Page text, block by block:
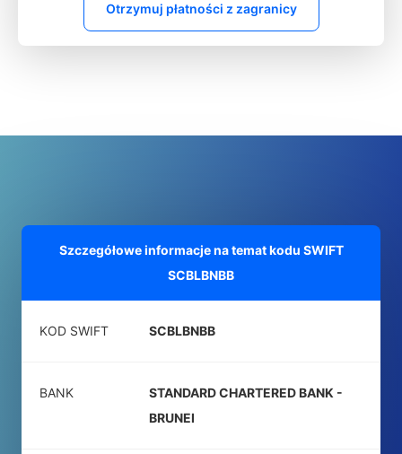
Otrzymuj płatności z zagranicy
Szczegółowe informacje na temat kodu SWIFT
SCBLBNBB
KOD SWIFT SCBLBNBB
BANK
STANDARD CHARTERED BANK -
BRUNEI